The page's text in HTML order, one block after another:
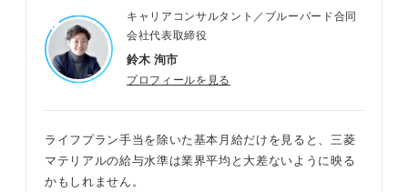
キャリアコンサルタント／ブルーバード合同
会社代表取締役
鈴木 洵市
プロフィールを見る
ライフプラン手当を除いた基本月給だけを見ると、三菱
マテリアルの給与水準は業界平均と大差ないように映る
かもしれません。